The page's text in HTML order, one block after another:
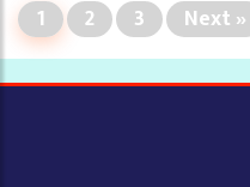
1 2 3 Next »